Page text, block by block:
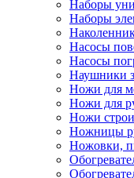
Наборы
Наборы
Насосы
Насосы
Наушники
Ножи для
Ножи для
Ножи
Ножницы
Ножовки,